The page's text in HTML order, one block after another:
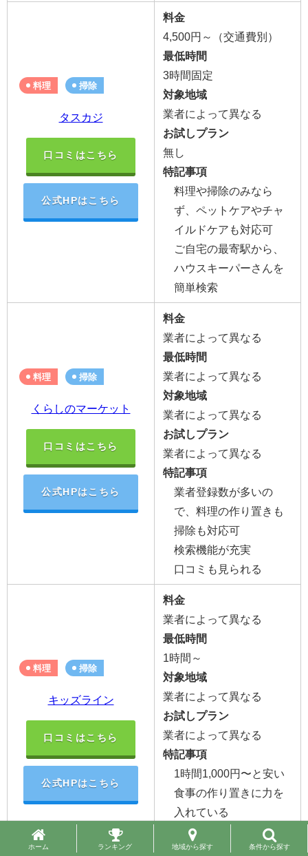
料理 掃除
タスカジ
口コミはこちら
公式HPはこちら
料金
4,500円～（交通費別）
最低時間
3時間固定
対象地域
業者によって異なる
お試しプラン
無し
特記事項
料理や掃除のみなら
ず、ペットケアやチャ
イルドケアも対応可
ご自宅の最寄駅から、
ハウスキーパーさんを
簡単検索
料理 掃除
くらしのマーケット
口コミはこちら
公式HPはこちら
料金
業者によって異なる
最低時間
業者によって異なる
対象地域
業者によって異なる
お試しプラン
業者によって異なる
特記事項
業者登録数が多いの
で、料理の作り置きも
掃除も対応可
検索機能が充実
口コミも見られる
料理 掃除
キッズライン
口コミはこちら
公式HPはこちら
料金
業者によって異なる
最低時間
1時間～
対象地域
業者によって異なる
お試しプラン
業者によって異なる
特記事項
1時間1,000円〜と安い
食事の作り置きに力を
入れている
業者側のスケジュール
から、空き状況を確認